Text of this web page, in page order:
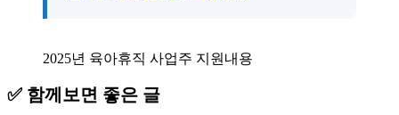
2025년 육아휴직 사업주 지원내용
✅ 함께보면 좋은 글